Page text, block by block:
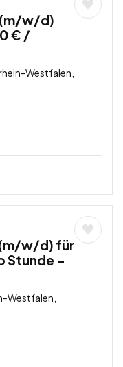
w/d)
€ /
Westfalen,
w/d) für
Stunde –
Westfalen,